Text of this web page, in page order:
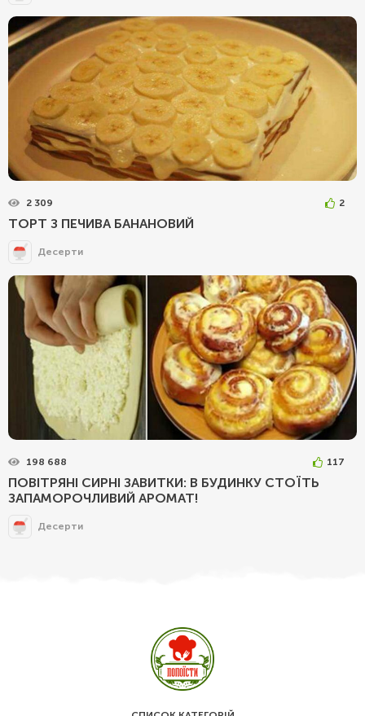
2 309 2
ТОРТ З ПЕЧИВА БАНАНОВИЙ
Десерти
198 688 117
ПОВІТРЯНІ СИРНІ ЗАВИТКИ: В БУДИНКУ СТОЇТЬ
ЗАПАМОРОЧЛИВИЙ АРОМАТ!
Десерти